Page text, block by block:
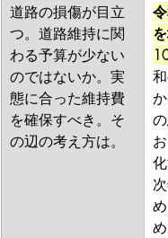
道路の損傷が目立
つ。道路維持に関
わる予算が少ない
のではないか。実
態に合った維持費
を確保すべき。そ
の辺の考え方は。
め